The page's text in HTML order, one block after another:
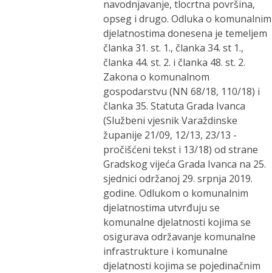
navodnjavanje, tlocrtna površina,
opseg i drugo. Odluka o komunalnim
djelatnostima donesena je temeljem
članka 31. st. 1., članka 34. st 1.,
članka 44. st. 2. i članka 48. st. 2.
Zakona o komunalnom
gospodarstvu (NN 68/18, 110/18) i
članka 35. Statuta Grada Ivanca
(Službeni vjesnik Varaždinske
županije 21/09, 12/13, 23/13 -
pročišćeni tekst i 13/18) od strane
Gradskog vijeća Grada Ivanca na 25.
sjednici održanoj 29. srpnja 2019.
godine. Odlukom o komunalnim
djelatnostima utvrđuju se
komunalne djelatnosti kojima se
osigurava održavanje komunalne
infrastrukture i komunalne
djelatnosti kojima se pojedinačnim